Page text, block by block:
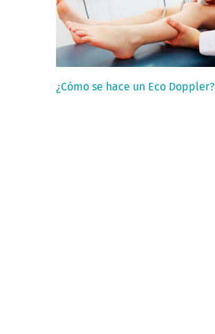
¿Cómo se hace un Eco Doppler?